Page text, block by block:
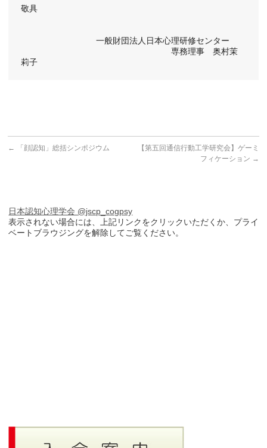
敬具
一般財団法人日本心理研修センター
専務理事　奥村茉
莉子
← 「顔認知」総括シンポジウム
【第五回通信行動工学研究会】ゲーミ
フィケーション →
日本認知心理学会 @jscp_cogpsy
表示されない場合には、上記リンクをクリックいただくか、プライ
ベートブラウジングを解除してご覧ください。